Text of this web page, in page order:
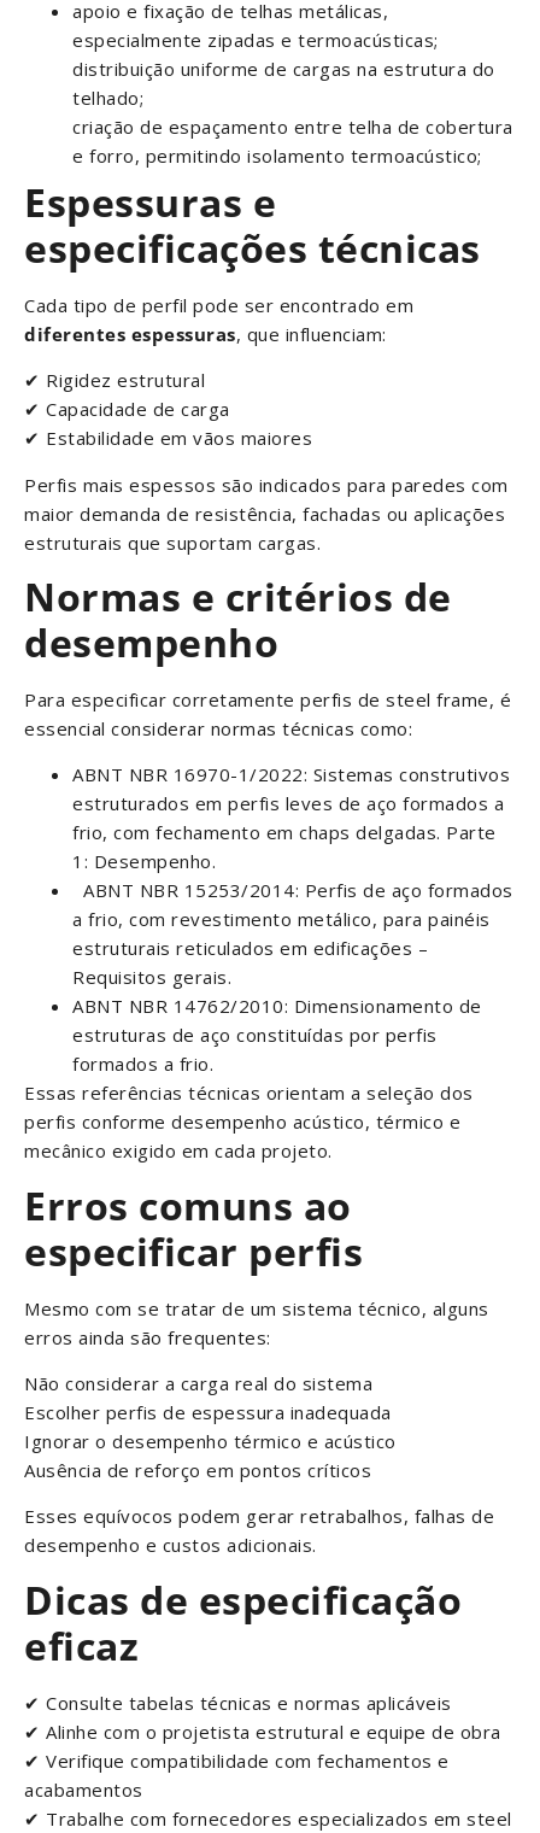
apoio e fixação de telhas metálicas,
especialmente zipadas e termoacústicas;
distribuição uniforme de cargas na estrutura do
telhado;
criação de espaçamento entre telha de cobertura
e forro, permitindo isolamento termoacústico;
Espessuras e
especificações técnicas
Cada tipo de perfil pode ser encontrado em
diferentes espessuras, que influenciam:
✔ Rigidez estrutural
✔ Capacidade de carga
✔ Estabilidade em vãos maiores
Perfis mais espessos são indicados para paredes com
maior demanda de resistência, fachadas ou aplicações
estruturais que suportam cargas.
Normas e critérios de
desempenho
Para especificar corretamente perfis de steel frame, é
essencial considerar normas técnicas como:
ABNT NBR 16970-1/2022: Sistemas construtivos
estruturados em perfis leves de aço formados a
frio, com fechamento em chaps delgadas. Parte
1: Desempenho.
ABNT NBR 15253/2014: Perfis de aço formados
a frio, com revestimento metálico, para painéis
estruturais reticulados em edificações –
Requisitos gerais.
ABNT NBR 14762/2010: Dimensionamento de
estruturas de aço constituídas por perfis
formados a frio.
Essas referências técnicas orientam a seleção dos
perfis conforme desempenho acústico, térmico e
mecânico exigido em cada projeto.
Erros comuns ao
especificar perfis
Mesmo com se tratar de um sistema técnico, alguns
erros ainda são frequentes:
Não considerar a carga real do sistema
Escolher perfis de espessura inadequada
Ignorar o desempenho térmico e acústico
Ausência de reforço em pontos críticos
Esses equívocos podem gerar retrabalhos, falhas de
desempenho e custos adicionais.
Dicas de especificação
eficaz
✔ Consulte tabelas técnicas e normas aplicáveis
✔ Alinhe com o projetista estrutural e equipe de obra
✔ Verifique compatibilidade com fechamentos e
acabamentos
✔ Trabalhe com fornecedores especializados em steel